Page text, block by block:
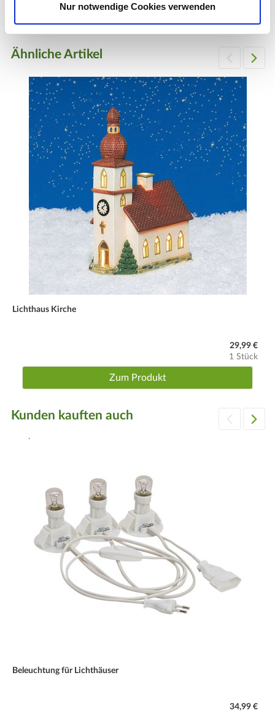
Nur notwendige Cookies verwenden
Ähnliche Artikel
Lichthaus Kirche
29,99 €
1 Stück
Zum Produkt
Kunden kauften auch
Beleuchtung für Lichthäuser
34,99 €